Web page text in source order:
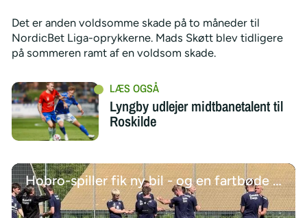
Det er anden voldsomme skade på to måneder til
NordicBet Liga-oprykkerne. Mads Skøtt blev tidligere
på sommeren ramt af en voldsom skade.
Lyngby udlejer midtbanetalent til
Roskilde
Hobro-spiller fik ny bil - og en fartbøde kort efter - Campo på udebane